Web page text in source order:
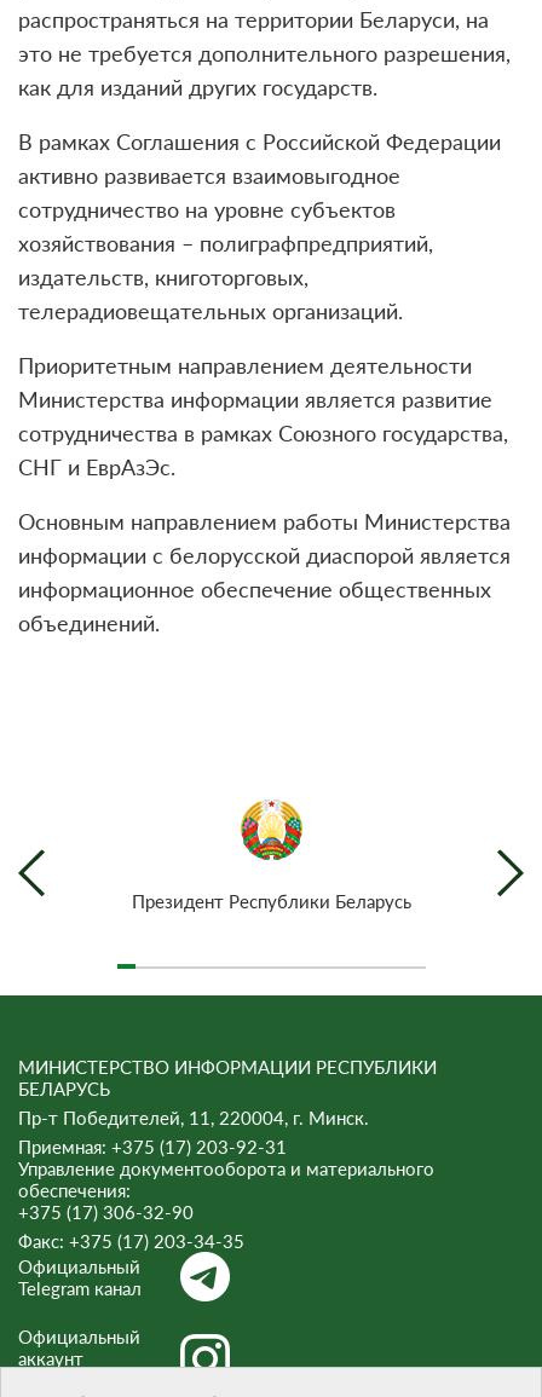
распространяться на территории Беларуси, на
это не требуется дополнительного разрешения,
как для изданий других государств.
В рамках Соглашения с Российской Федерации
активно развивается взаимовыгодное
сотрудничество на уровне субъектов
хозяйствования – полиграфпредприятий,
издательств, книготорговых,
телерадиовещательных организаций.
Приоритетным направлением деятельности
Министерства информации является развитие
сотрудничества в рамках Союзного государства,
СНГ и ЕврАзЭс.
Основным направлением работы Министерства
информации с белорусской диаспорой является
информационное обеспечение общественных
объединений.
Президент Республики Беларусь
МИНИСТЕРСТВО ИНФОРМАЦИИ РЕСПУБЛИКИ
БЕЛАРУСЬ
Пр-т Победителей, 11, 220004, г. Минск.
Приемная: +375 (17) 203-92-31
Управление документооборота и материального
обеспечения:
+375 (17) 306-32-90
Факс: +375 (17) 203-34-35
Официальный
Telegram канал
Официальный
аккаунт